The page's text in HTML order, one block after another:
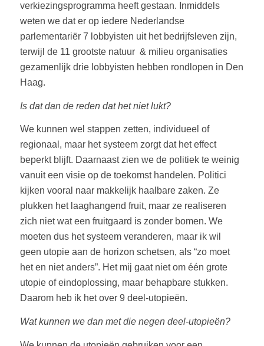
verkiezingsprogramma heeft gestaan. Inmiddels
weten we dat er op iedere Nederlandse
parlementariër 7 lobbyisten uit het bedrijfsleven zijn,
terwijl de 11 grootste natuur & milieu organisaties
gezamenlijk drie lobbyisten hebben rondlopen in Den
Haag.
Is dat dan de reden dat het niet lukt?
We kunnen wel stappen zetten, individueel of
regionaal, maar het systeem zorgt dat het effect
beperkt blijft. Daarnaast zien we de politiek te weinig
vanuit een visie op de toekomst handelen. Politici
kijken vooral naar makkelijk haalbare zaken. Ze
plukken het laaghangend fruit, maar ze realiseren
zich niet wat een fruitgaard is zonder bomen. We
moeten dus het systeem veranderen, maar ik wil
geen utopie aan de horizon schetsen, als “zo moet
het en niet anders”. Het mij gaat niet om één grote
utopie of eindoplossing, maar behapbare stukken.
Daarom heb ik het over 9 deel-utopieën.
Wat kunnen we dan met die negen deel-utopieën?